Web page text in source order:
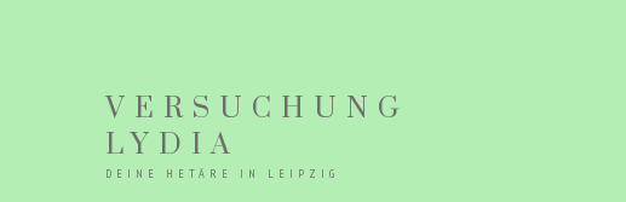
VERSUCHUNG
LYDIA
DEINE HETÄRE IN LEIPZIG